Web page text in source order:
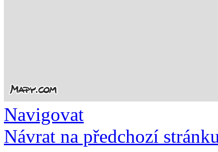
Navigovat
Návrat na předchozí